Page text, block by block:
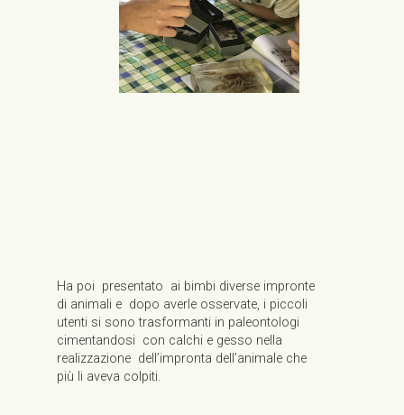
Ha poi presentato ai bimbi diverse impronte
di animali e dopo averle osservate, i piccoli
utenti si sono trasformanti in paleontologi
cimentandosi con calchi e gesso nella
realizzazione dell’impronta dell’animale che
più li aveva colpiti.